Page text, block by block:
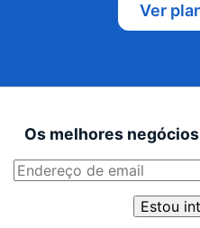
Ver
Os melhores
Estou